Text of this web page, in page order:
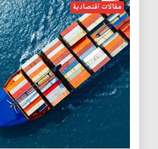
مقالات اقتصادية